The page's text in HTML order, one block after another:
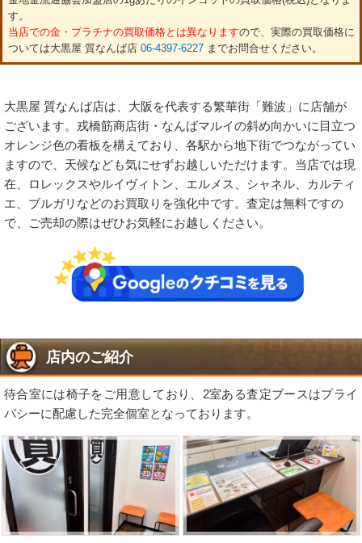
す。
当店での金・プラチナの買取価格とは異なりますので、実際の買取価格に
ついては大黒屋 質なんば店 06-4397-6227までお問合せください。
大黒屋 質なんば店は、大阪を代表する繁華街「難波」に店舗が
ございます。戎橋筋商店街・なんばマルイの斜め向かいに目立つ
オレンジ色の看板を構えており、各駅から地下街でつながってい
ますので、天候なども気にせずお越しいただけます。当店では現
在、ロレックスやルイヴィトン、エルメス、シャネル、カルティ
エ、ブルガリなどのお買取りを強化中です。査定は無料ですの
で、ご売却の際はぜひお気軽にお越しください。
店内のご紹介
待合室には椅子をご用意しており、2室ある査定ブースはプライ
バシーに配慮した完全個室となっております。